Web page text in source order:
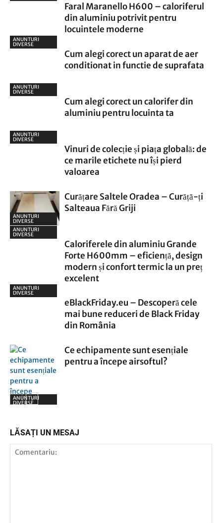
Faral Maranello H600 – caloriferul
din aluminiu potrivit pentru
locuintele moderne
ANUNTURI
DIVERSE
Cum alegi corect un aparat de aer
conditionat in functie de suprafata
ANUNTURI
DIVERSE
Cum alegi corect un calorifer din
aluminiu pentru locuinta ta
ANUNTURI
DIVERSE
Vinuri de colecție și piața globală: de
ce marile etichete nu își pierd
valoarea
ANUNTURI
DIVERSE
Curățare Saltele Oradea – Curăță-ți
Salteaua Fără Griji
ANUNTURI
DIVERSE
Caloriferele din aluminiu Grande
Forte H600mm – eficiență, design
modern și confort termic la un preț
excelent
ANUNTURI
DIVERSE
eBlackFriday.eu – Descoperă cele
mai bune reduceri de Black Friday
din România
ANUNTURI
DIVERSE
Ce echipamente sunt esențiale
pentru a începe airsoftul?
LĂSAȚI UN MESAJ